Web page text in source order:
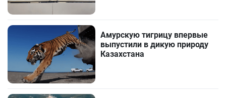
Амурскую тигрицу впервые
выпустили в дикую природу
Казахстана